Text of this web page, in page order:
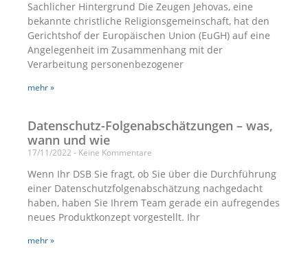
Sachlicher Hintergrund Die Zeugen Jehovas, eine
bekannte christliche Religionsgemeinschaft, hat den
Gerichtshof der Europäischen Union (EuGH) auf eine
Angelegenheit im Zusammenhang mit der
Verarbeitung personenbezogener
mehr »
Datenschutz-Folgenabschätzungen – was,
wann und wie
17/11/2022 Keine Kommentare
Wenn Ihr DSB Sie fragt, ob Sie über die Durchführung
einer Datenschutzfolgenabschätzung nachgedacht
haben, haben Sie Ihrem Team gerade ein aufregendes
neues Produktkonzept vorgestellt. Ihr
mehr »